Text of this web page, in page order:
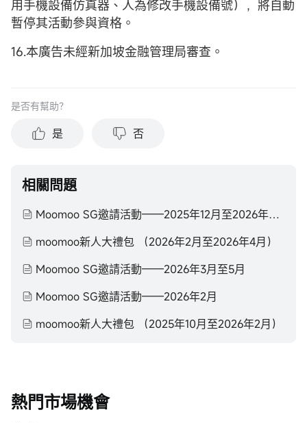
用手機設備仿真器、人為修改手機設備號），將自動
暫停其活動參與資格。
16.本廣告未經新加坡金融管理局審查。
是否有幫助？
是 否
相關問題
Moomoo SG邀請活動——2025年12月至2026年2月
moomoo新人大禮包 （2026年2月至2026年4月）
Moomoo SG邀請活動——2026年3月至5月
Moomoo SG邀請活動——2026年2月
moomoo新人大禮包 （2025年10月至2026年2月）
熱門市場機會